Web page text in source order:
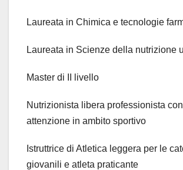
Laureata in Chimica e tecnologie
Laureata in Scienze della nutrizione
Master di II livello
Nutrizionista libera professionista
attenzione in ambito sportivo
Istruttrice di Atletica leggera per le
giovanili e atleta praticante